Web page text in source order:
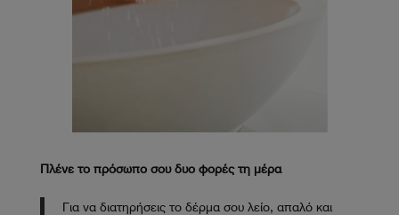
Πλένε το πρόσωπο σου δυο φορές τη μέρα
Για να διατηρήσεις το δέρμα σου λείο, απαλό και